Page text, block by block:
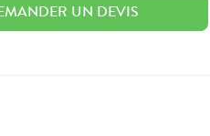
UN DEVIS